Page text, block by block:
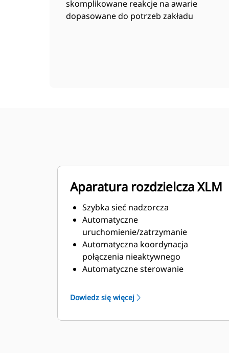
skomplikowane reakcje na awarie
dopasowane do potrzeb zakładu
Aparatura rozdzielcza XLM
Szybka sieć nadzorcza
Automatyczne
uruchomienie/zatrzymanie
Automatyczna koordynacja
połączenia nieaktywnego
Automatyczne sterowanie
pracy równoległej z zasilaniem
Możliwość programowania redukcji
Dowiedz się więcej